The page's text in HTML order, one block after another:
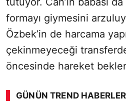
formayı giymesini
Özbek’in de harcama
çekinmeyeceği
öncesinde hareket
GÜNÜN TREND